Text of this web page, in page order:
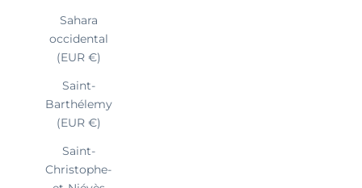
Sahara
occidental
(EUR €)
Saint-
Barthélemy
(EUR €)
Saint-
Christophe-